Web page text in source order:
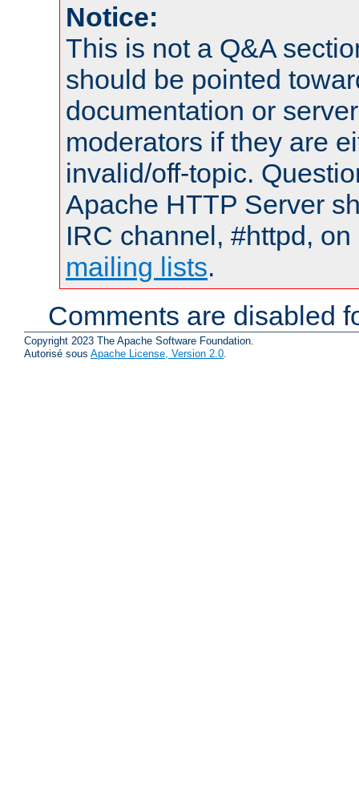
Notice:
This is not a Q&A
should be pointed
documentation or
moderators if they are
invalid/off-topic.
Apache HTTP Server
IRC channel, #httpd,
mailing lists.
Comments are disabled
Copyright 2023 The Apache Software Foundation.
Autorisé sous Apache License, Version 2.0